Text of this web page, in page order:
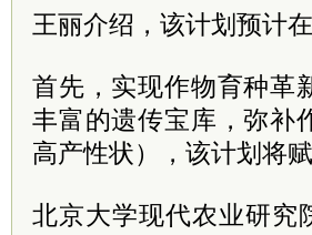
王丽介绍，该计划预计
首先，实现作物育种革
丰富的遗传宝库，弥补
高产性状），该计划将
北京大学现代农业研究